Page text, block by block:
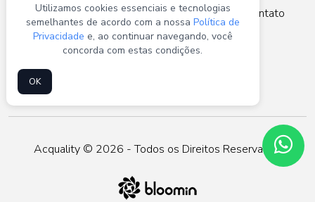
Home Quem Somos Produto Blog
Contato
Mapa do Site
Acquality © 2026 - Todos os Direitos Reservados
Utilizamos cookies essenciais e tecnologias
semelhantes de acordo com a nossa Política de
Privacidade e, ao continuar navegando, você
concorda com estas condições.
OK